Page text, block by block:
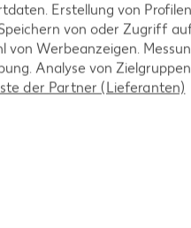
Erstellung von
von oder Zugriff
von Werbeanzeigen.
Analyse von
der Partner (Lieferanten)